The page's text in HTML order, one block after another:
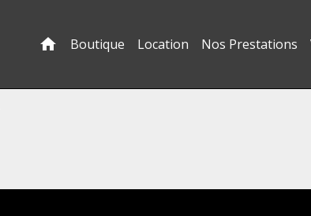
Boutique Location Nos Prestations